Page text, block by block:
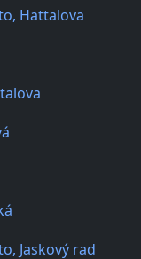
Hattalova
Jaskový rad